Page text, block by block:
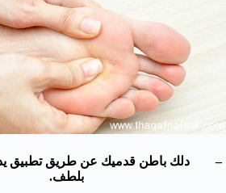
– دلك باطن قدميك عن طريق تطبيق
بلطف.